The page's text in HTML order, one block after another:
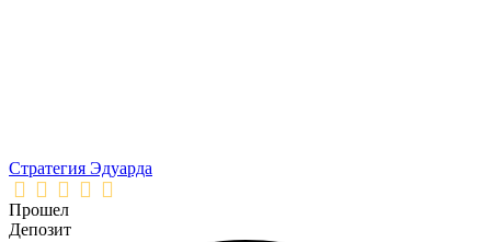
Стратегия Эдуарда
Прошел
Депозит